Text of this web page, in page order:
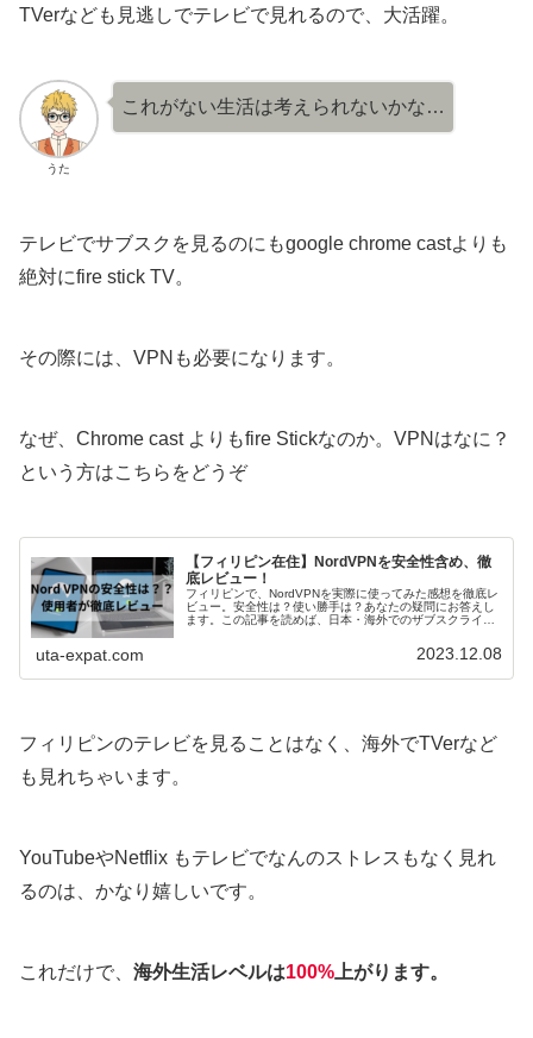
TVerなども見逃しでテレビで見れるので、大活躍。
うた
これがない生活は考えられないかな…
テレビでサブスクを見るのにもgoogle chrome castよりも
絶対にfire stick TV。
その際には、VPNも必要になります。
なぜ、Chrome cast よりもfire Stickなのか。VPNはなに？
という方はこちらをどうぞ
【フィリピン在住】NordVPNを安全性含め、徹
底レビュー！
フィリピンで、NordVPNを実際に使ってみた感想を徹底レ
ビュー。安全性は？使い勝手は？あなたの疑問にお答えし
ます。この記事を読めば、日本・海外でのザブスクライフ
uta-expat.com 2023.12.08
フィリピンのテレビを見ることはなく、海外でTVerなど
も見れちゃいます。
YouTubeやNetflix もテレビでなんのストレスもなく見れ
るのは、かなり嬉しいです。
これだけで、 海外生活レベルは100% 上がります。